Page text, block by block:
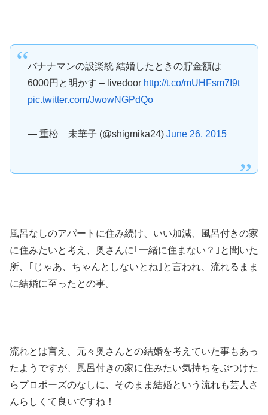
バナナマンの設楽統 結婚したときの貯金額は
6000円と明かす – livedoor http://t.co/mUHFsm7I9t
pic.twitter.com/JwowNGPdQo
— 重松 未華子 (@shigmika24) June 26, 2015
風呂なしのアパートに住み続け、いい加減、風呂付きの家
に住みたいと考え、奥さんに｢一緒に住まない？｣と聞いた
所、｢じゃあ、ちゃんとしないとね｣と言われ、流れるまま
に結婚に至ったとの事。
流れとは言え、元々奥さんとの結婚を考えていた事もあっ
たようですが、風呂付きの家に住みたい気持ちをぶつけた
らプロポーズのなしに、そのまま結婚という流れも芸人さ
んらしくて良いですね！